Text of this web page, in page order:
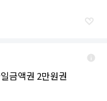
금액권 2만원권